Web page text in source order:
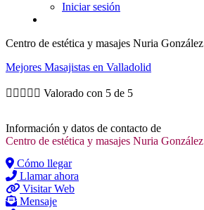
Iniciar sesión
Centro de estética y masajes Nuria González
Mejores Masajistas en Valladolid
     Valorado con 5 de 5
Información y datos de contacto de
Centro de estética y masajes Nuria González
Cómo llegar
Llamar ahora
Visitar Web
Mensaje